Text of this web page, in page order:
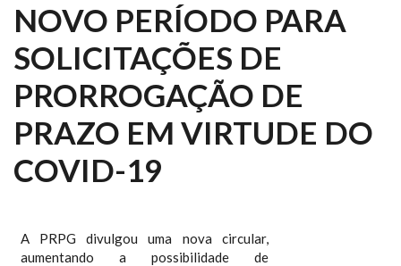
NOVO PERÍODO PARA
SOLICITAÇÕES DE
PRORROGAÇÃO DE
PRAZO EM VIRTUDE DO
COVID-19
A PRPG divulgou uma nova circular,
aumentando a possibilidade de